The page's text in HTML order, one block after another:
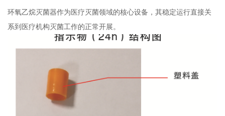
环氧乙烷灭菌器作为医疗灭菌领域的核心设备，其稳定运行直接关
系到医疗机构灭菌工作的正常开展。